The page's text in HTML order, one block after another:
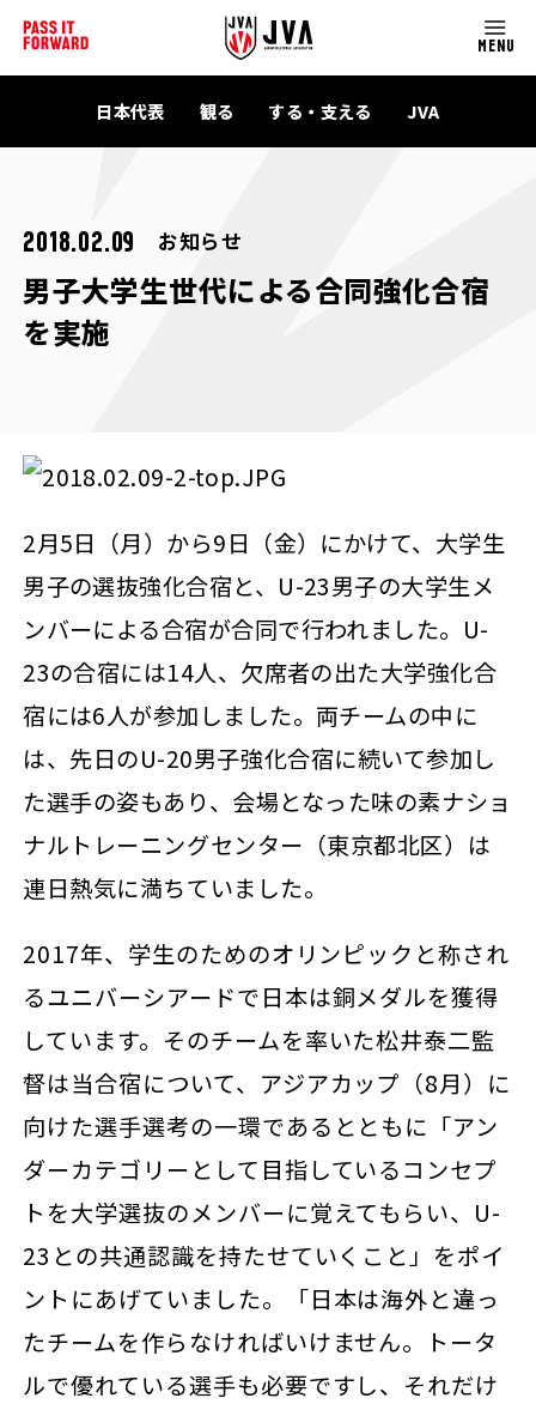
MENU
日本代表 観る する・支える JVA
2018.02.09 お知らせ
男子大学生世代による合同強化合宿
を実施
2月5日（月）から9日（金）にかけて、大学生
男子の選抜強化合宿と、U-23男子の大学生メ
ンバーによる合宿が合同で行われました。U-
23の合宿には14人、欠席者の出た大学強化合
宿には6人が参加しました。両チームの中に
は、 先日のU-20男子強化合宿に続いて参加し
た選手の姿もあり、会場となった味の素ナショ
ナルトレーニングセンター（東京都北区）は
連日熱気に満ちていました。
2017年、学生のためのオリンピックと称され
るユニバーシアードで日本は銅メダルを獲得
しています。そのチームを率いた松井泰二監
督は当合宿について、アジアカップ（8月）に
向けた選手選考の一環であるとともに「アン
ダーカテゴリーとして目指しているコンセプ
トを大学選抜のメンバーに覚えてもらい、U-
23との共通認識を持たせていくこと」をポイ
ントにあげていました。「日本は海外と違っ
たチームを作らなければいけません。トータ
ルで優れている選手も必要ですし、それだけ